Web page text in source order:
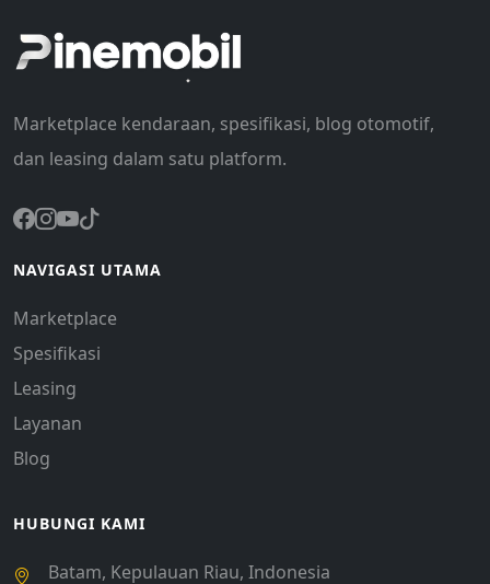
Marketplace kendaraan, spesifikasi, blog otomotif,
dan leasing dalam satu platform.
NAVIGASI UTAMA
Marketplace
Spesifikasi
Leasing
Layanan
Blog
HUBUNGI KAMI
Batam, Kepulauan Riau, Indonesia